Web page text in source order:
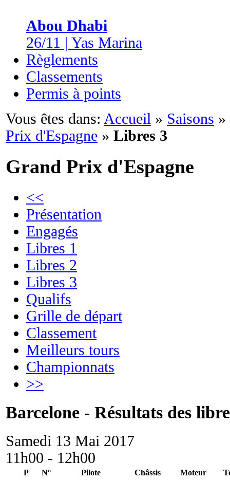
Abou Dhabi
26/11 | Yas Marina
Règlements
Classements
Permis à points
Vous êtes dans: Accueil » Saisons »
Prix d'Espagne » Libres 3
Grand Prix d'Espagne
<<
Présentation
Engagés
Libres 1
Libres 2
Libres 3
Qualifs
Grille de départ
Classement
Meilleurs tours
Championnats
>>
Barcelone - Résultats des
Samedi 13 Mai 2017
11h00 - 12h00
P N° Pilote Châssis Moteur